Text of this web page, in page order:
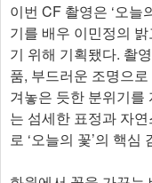
이번 CF 촬영은 ‘오늘
기를 배우 이민정의
기 위해 기획됐다. 촬
품, 부드러운 조명으
겨놓은 듯한 분위기를
는 섬세한 표정과 자
로 ‘오늘의 꽃’의 핵